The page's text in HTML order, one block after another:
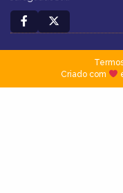
Criado com